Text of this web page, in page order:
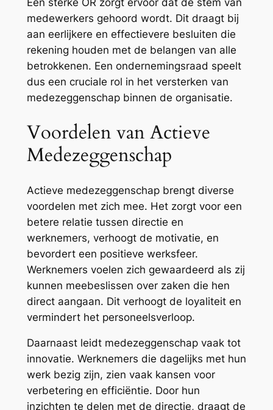
Een sterke OR zorgt ervoor dat de stem van
medewerkers gehoord wordt. Dit draagt bij
aan eerlijkere en effectievere besluiten die
rekening houden met de belangen van alle
betrokkenen. Een ondernemingsraad speelt
dus een cruciale rol in het versterken van
medezeggenschap binnen de organisatie.
Voordelen van Actieve
Medezeggenschap
Actieve medezeggenschap brengt diverse
voordelen met zich mee. Het zorgt voor een
betere relatie tussen directie en
werknemers, verhoogt de motivatie, en
bevordert een positieve werksfeer.
Werknemers voelen zich gewaardeerd als zij
kunnen meebeslissen over zaken die hen
direct aangaan. Dit verhoogt de loyaliteit en
vermindert het personeelsverloop.
Daarnaast leidt medezeggenschap vaak tot
innovatie. Werknemers die dagelijks met hun
werk bezig zijn, zien vaak kansen voor
verbetering en efficiëntie. Door hun
inzichten te delen met de directie, draagt de